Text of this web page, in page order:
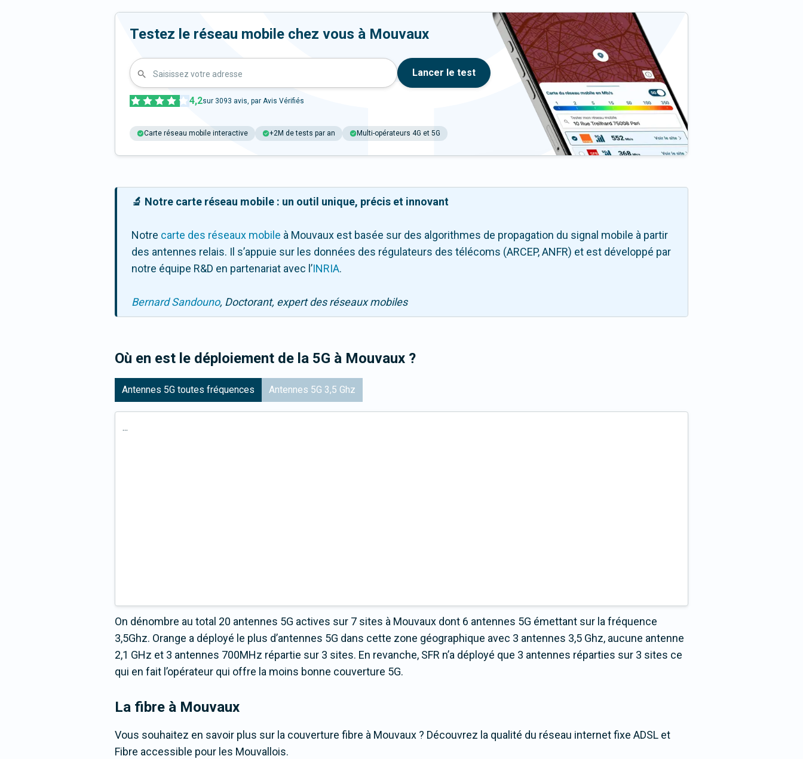
Testez le réseau mobile chez vous à Mouvaux
Saisissez votre adresse Lancer le test
4,2sur 3093 avis, par Avis Vérifiés
Carte réseau mobile interactive +2M de tests par an Multi-opérateurs 4G et 5G
🔬 Notre carte réseau mobile : un outil unique, précis et innovant
Notre carte des réseaux mobile à Mouvaux est basée sur des algorithmes de propagation du signal mobile à partir
des antennes relais. Il s’appuie sur les données des régulateurs des télécoms (ARCEP, ANFR) et est développé par
notre équipe R&D en partenariat avec l ’INRIA.
Bernard Sandouno, Doctorant, expert des réseaux mobiles
Où en est le déploiement de la 5G à Mouvaux ?
Antennes 5G toutes fréquences Antennes 5G 3,5 Ghz
...
On dénombre au total 20 antennes 5G actives sur 7 sites à Mouvaux dont 6 antennes 5G émettant sur la fréquence
3,5Ghz. Orange a déployé le plus d’antennes 5G dans cette zone géographique avec 3 antennes 3,5 Ghz, aucune antenne
2,1 GHz et 3 antennes 700MHz répartie sur 3 sites. En revanche, SFR n’a déployé que 3 antennes réparties sur 3 sites ce
qui en fait l’opérateur qui offre la moins bonne couverture 5G.
La fibre à Mouvaux
Vous souhaitez en savoir plus sur la couverture fibre à Mouvaux ? Découvrez la qualité du réseau internet fixe ADSL et
Fibre accessible pour les Mouvallois.